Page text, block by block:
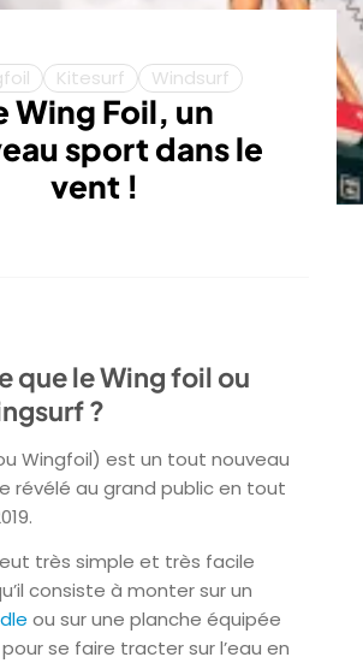
Kitesurf Windsurf
Wing Foil, un
sport dans le
vent !
que le Wing foil ou
?
Wingfoil) est un tout nouveau
révélé au grand public en tout
très simple et très facile
consiste à monter sur un
ou sur une planche équipée
se faire tracter sur l’eau en